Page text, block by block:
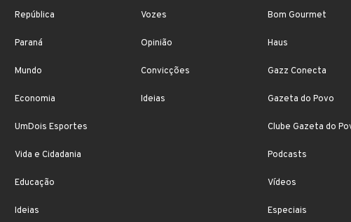
República
Paraná
Mundo
Economia
UmDois Esportes
Vida e Cidadania
Educação
Ideias
Vozes
Opinião
Convicções
Ideias
Bom Gourmet
Haus
Gazz Conecta
Gazeta do Povo
Clube Gazeta do
Podcasts
Vídeos
Especiais